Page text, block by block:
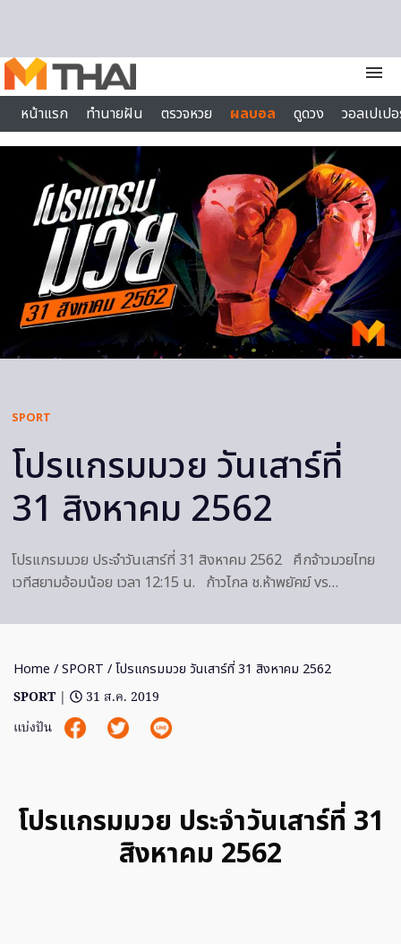
menu
หน้าแรก
ทำนายฝัน ตรวจหวย ผลบอล ดูดวง
วอลเปเป
ไลฟ์สไตล์
SPORT
โปรแกรมมวย วันเสาร์ที่
31 สิงหาคม 2562
โปรแกรมมวย ประจำวันเสาร์ที่ 31 สิงหาคม 2562 ศึกจ้าวมวยไทย
เวทีสยามอ้อมน้อย เวลา 12:15 น. ก้าวไกล ช.ห้าพยัคฆ์ vs…
Home /SPORT / โปรแกรมมวย วันเสาร์ที่ 31 สิงหาคม 2562
SPORT |
31 ส.ค. 2019
แบ่งปัน
โปรแกรมมวย ประจำวันเสาร์ที่ 31
สิงหาคม 2562